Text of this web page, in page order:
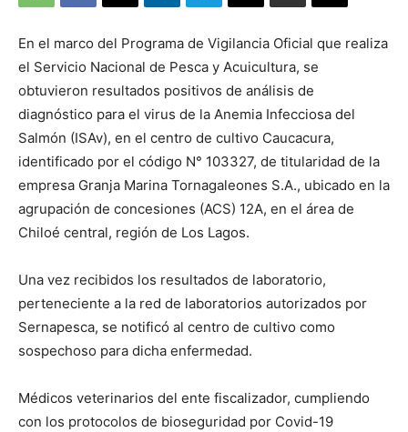
En el marco del Programa de Vigilancia Oficial que realiza
el Servicio Nacional de Pesca y Acuicultura, se
obtuvieron resultados positivos de análisis de
diagnóstico para el virus de la Anemia Infecciosa del
Salmón (ISAv), en el centro de cultivo Caucacura,
identificado por el código N° 103327, de titularidad de la
empresa Granja Marina Tornagaleones S.A., ubicado en la
agrupación de concesiones (ACS) 12A, en el área de
Chiloé central, región de Los Lagos.
Una vez recibidos los resultados de laboratorio,
perteneciente a la red de laboratorios autorizados por
Sernapesca, se notificó al centro de cultivo como
sospechoso para dicha enfermedad.
Médicos veterinarios del ente fiscalizador, cumpliendo
con los protocolos de bioseguridad por Covid-19